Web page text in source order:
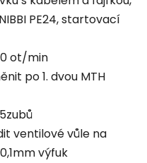
PE24, startovací
ot/min
po 1. dvou MTH
ventilové vůle na
výfuk